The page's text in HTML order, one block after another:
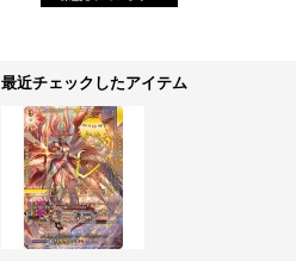
最近チェックしたアイテム